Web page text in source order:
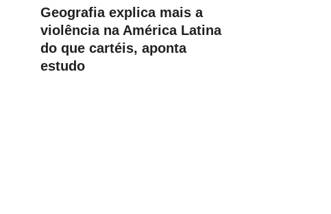
Geografia explica mais a
violência na América Latina
do que cartéis, aponta
estudo